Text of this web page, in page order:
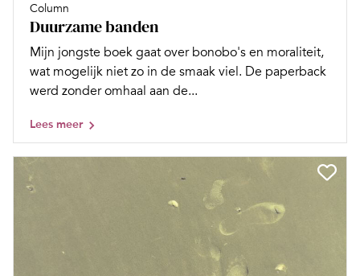
Column
Duurzame banden
Mijn jongste boek gaat over bonobo's en moraliteit,
wat mogelijk niet zo in de smaak viel. De paperback
werd zonder omhaal aan de...
Lees meer